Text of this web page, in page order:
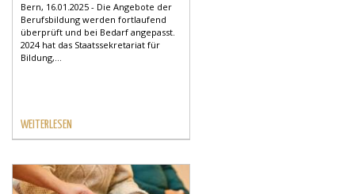
Bern, 16.01.2025 - Die Angebote der
Berufsbildung werden fortlaufend
überprüft und bei Bedarf angepasst.
2024 hat das Staatssekretariat für
Bildung,...
WEITERLESEN